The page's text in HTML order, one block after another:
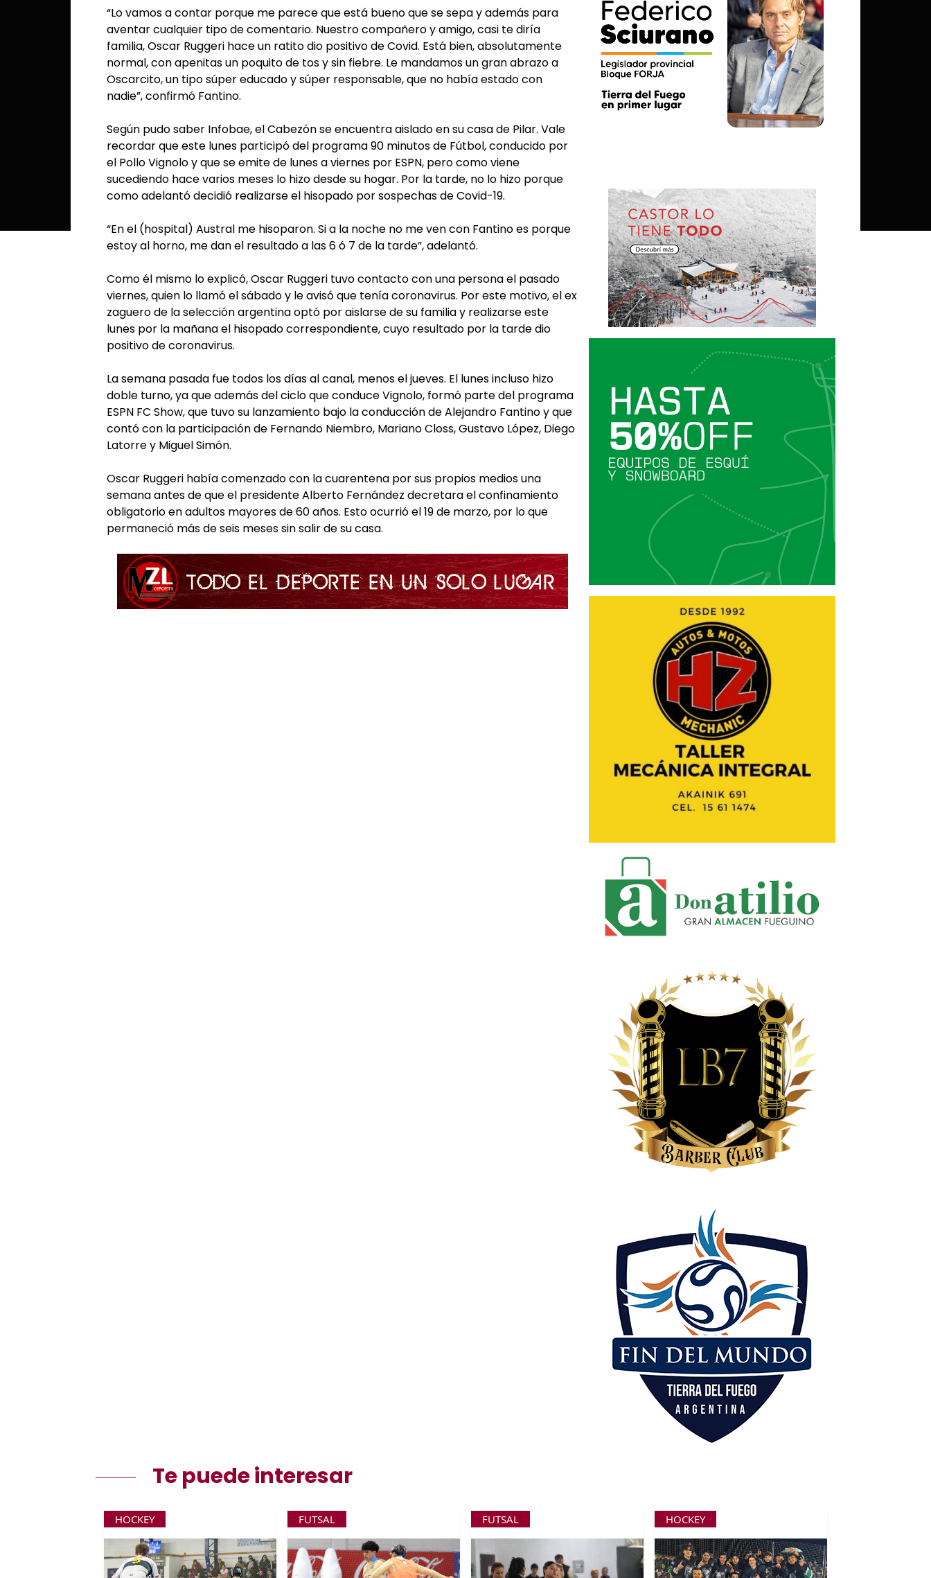
“Lo vamos a contar porque me parece que está bueno que se sepa y además para
aventar cualquier tipo de comentario. Nuestro compañero y amigo, casi te diría
familia, Oscar Ruggeri hace un ratito dio positivo de Covid. Está bien, absolutamente
normal, con apenitas un poquito de tos y sin fiebre. Le mandamos un gran abrazo a
Oscarcito, un tipo súper educado y súper responsable, que no había estado con
nadie”, confirmó Fantino.
Según pudo saber Infobae, el Cabezón se encuentra aislado en su casa de Pilar. Vale
recordar que este lunes participó del programa 90 minutos de Fútbol, conducido por
el Pollo Vignolo y que se emite de lunes a viernes por ESPN, pero como viene
sucediendo hace varios meses lo hizo desde su hogar. Por la tarde, no lo hizo porque
como adelantó decidió realizarse el hisopado por sospechas de Covid-19.
“En el (hospital) Austral me hisoparon. Si a la noche no me ven con Fantino es porque
estoy al horno, me dan el resultado a las 6 ó 7 de la tarde”, adelantó.
Como él mismo lo explicó, Oscar Ruggeri tuvo contacto con una persona el pasado
viernes, quien lo llamó el sábado y le avisó que tenía coronavirus. Por este motivo, el ex
zaguero de la selección argentina optó por aislarse de su familia y realizarse este
lunes por la mañana el hisopado correspondiente, cuyo resultado por la tarde dio
positivo de coronavirus.
La semana pasada fue todos los días al canal, menos el jueves. El lunes incluso hizo
doble turno, ya que además del ciclo que conduce Vignolo, formó parte del programa
ESPN FC Show, que tuvo su lanzamiento bajo la conducción de Alejandro Fantino y que
contó con la participación de Fernando Niembro, Mariano Closs, Gustavo López, Diego
Latorre y Miguel Simón.
Oscar Ruggeri había comenzado con la cuarentena por sus propios medios una
semana antes de que el presidente Alberto Fernández decretara el confinamiento
obligatorio en adultos mayores de 60 años. Esto ocurrió el 19 de marzo, por lo que
permaneció más de seis meses sin salir de su casa.
Te puede interesar
HOCKEY FUTSAL FUTSAL HOCKEY